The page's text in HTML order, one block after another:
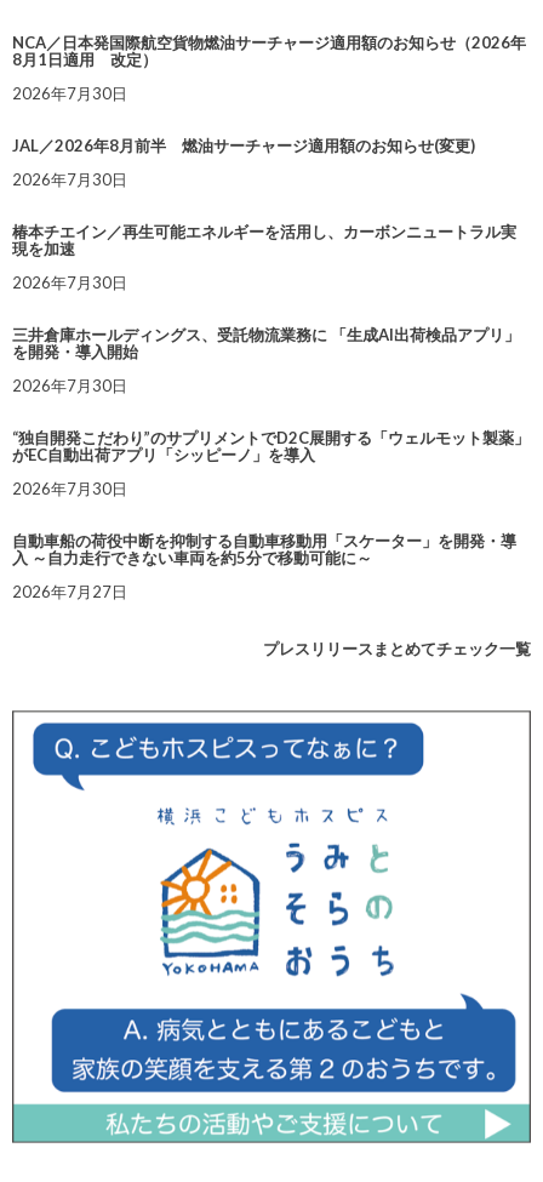
NCA／日本発国際航空貨物燃油サーチャージ適用額のお知らせ（2026年
8月1日適用 改定）
2026年7月30日
JAL／2026年8月前半 燃油サーチャージ適用額のお知らせ(変更)
2026年7月30日
椿本チエイン／再生可能エネルギーを活用し、カーボンニュートラル実
現を加速
2026年7月30日
三井倉庫ホールディングス、受託物流業務に 「生成AI出荷検品アプリ」
を開発・導入開始
2026年7月30日
“独自開発こだわり”のサプリメントでD2C展開する「ウェルモット製薬」
がEC自動出荷アプリ「シッピーノ」を導入
2026年7月30日
自動車船の荷役中断を抑制する自動車移動用「スケーター」を開発・導
入 ～自力走行できない車両を約5分で移動可能に～
2026年7月27日
プレスリリースまとめてチェック一覧